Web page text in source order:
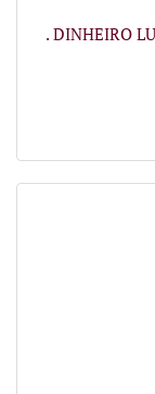
. DINHEIRO